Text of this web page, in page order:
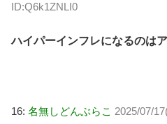
ID:Q6k1ZNLI0
ハイパーインフレになるのは
16: 名無しどんぶらこ 2025/07/